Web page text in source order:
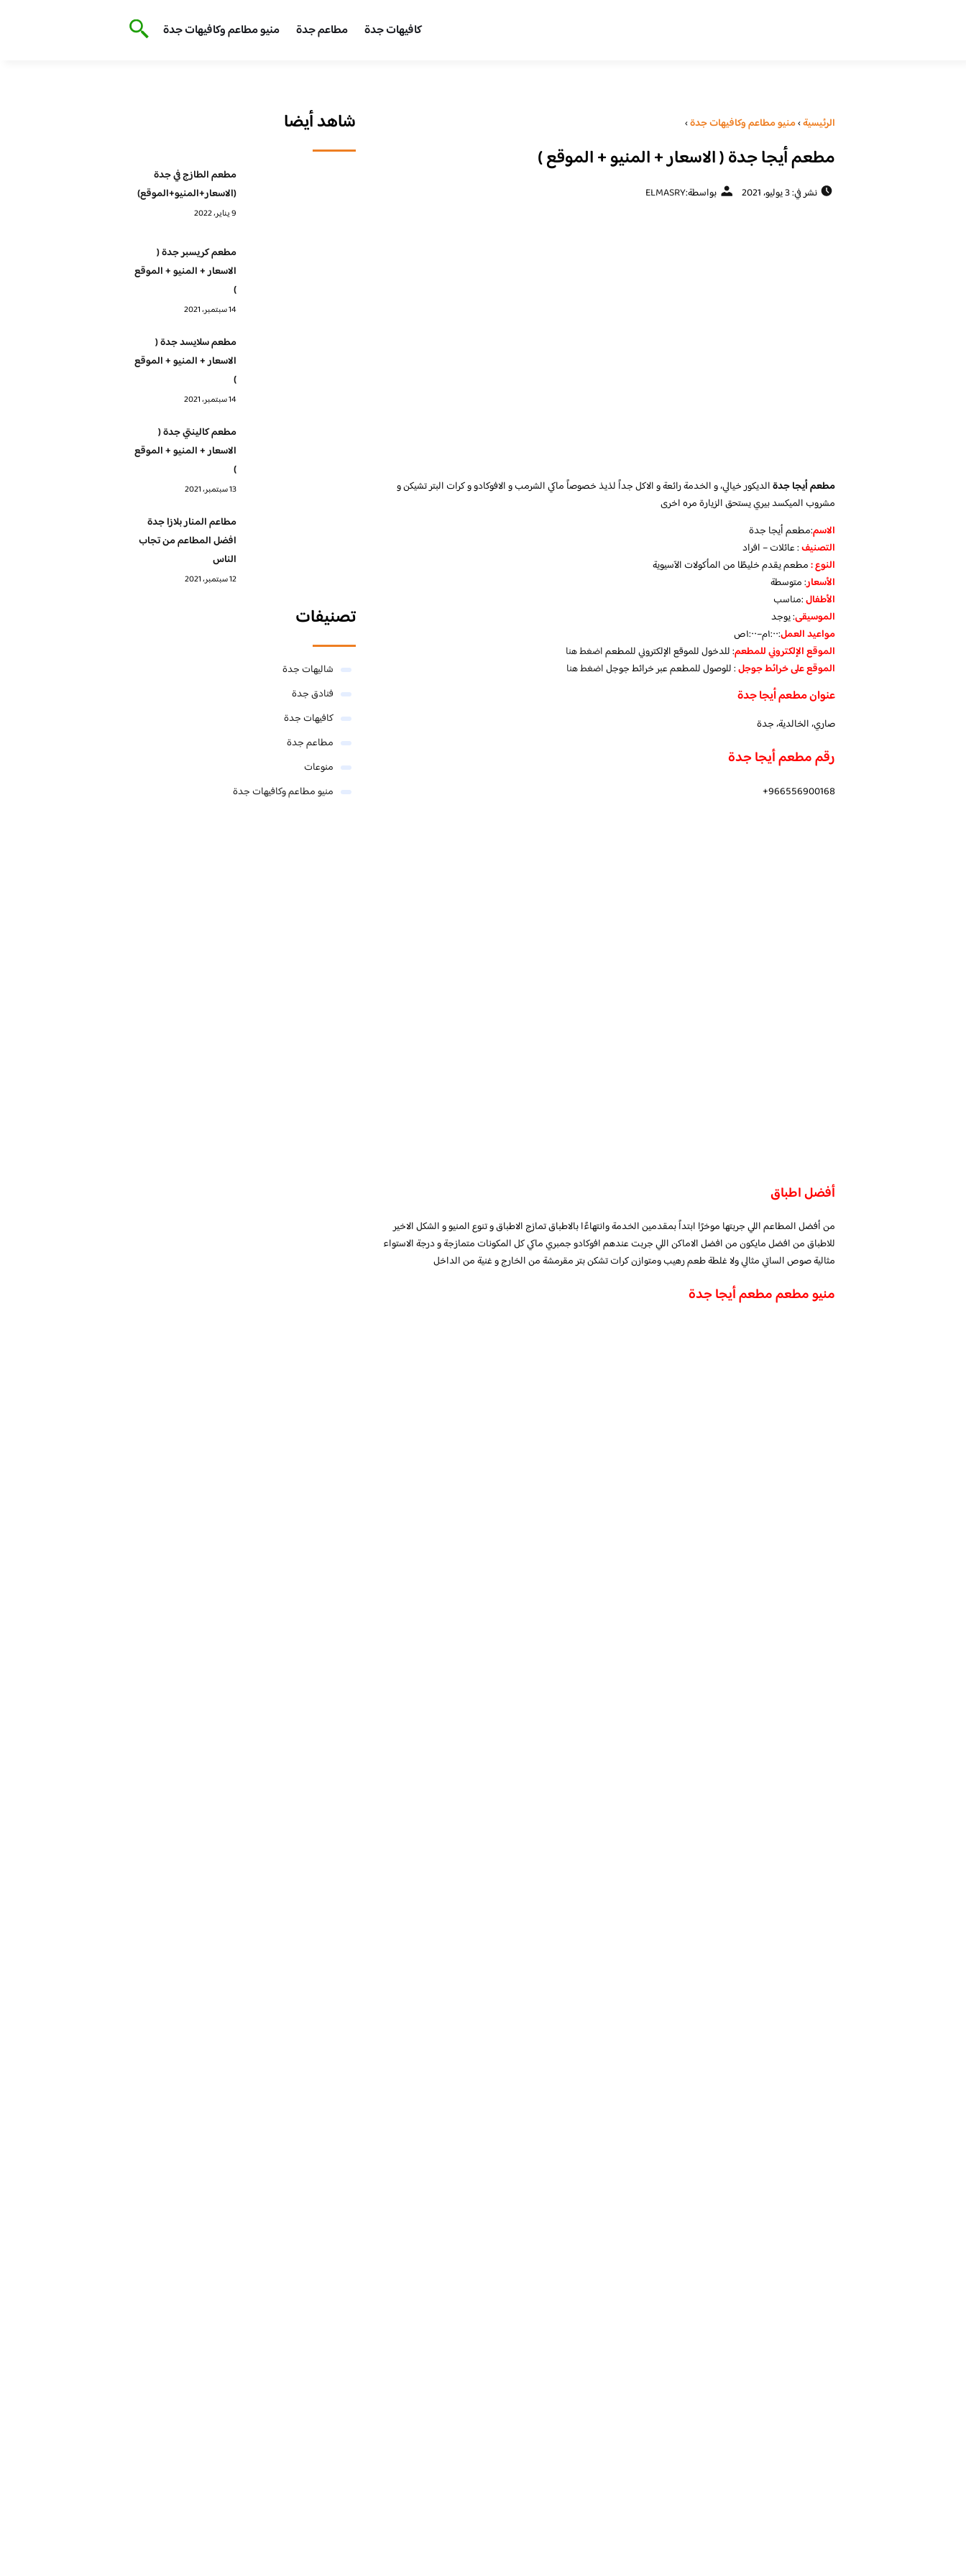
كافيهات جدة مطاعم جدة منيو مطاعم وكافيهات جدة
الرئيسية›منيو مطاعم وكافيهات جدة›
مطعم أيجا جدة ( الاسعار + المنيو + الموقع )
نشر في: 3 يوليو، 2021 بواسطة:ELMASRY
مطعم أيجا جدةالديكور خيالي، و الخدمة رائعة و الاكل جداً لذيذ خصوصاً ماكي الشرمب و الافوكادو و كرات البتر تشيكن و
مشروب الميكسد بيري يستحق الزيارة مره اخرى
الاسم:مطعم أيجا جدة
التصنيف: عائلات – افراد
النوع :مطعم يقدم خليطًا من المأكولات الآسيوية
الأسعار:متوسطة
الأطفال:مناسب
الموسيقى:يوجد
مواعيد العمل:١:٠٠م–١:٠٠ص
الموقع الإلكتروني للمطعم: للدخول للموقع الإلكتروني للمطعماضغط هنا
الموقع على خرائط جوجل: للوصول للمطعم عبر خرائط جوجلاضغط هنا
عنوان مطعم أيجا جدة
صاري، الخالدية، جدة
رقم مطعم أيجا جدة
966556900168+
أفضل اطباق
من أفضل المطاعم اللي جربتها موخرًا ابتداً بمقدمين الخدمة وانتهاءًا بالاطباق تمازج الاطباق و تنوع المنيو و الشكل الاخير
للاطباق من افضل مايكون من افضل الاماكن اللي جربت عندهم افوكادو جمبري ماكي كل المكونات متمازجة و درجة الاستواء
مثالية صوص الساتي مثالي ولا غلطة طعم رهيب ومتوازن كرات تشكن بتر مقرمشة من الخارج و غنية من الداخل
منيو مطعم مطعم أيجا جدة
شاهد أيضا
مطعم الطازج في جدة
(الاسعار+المنيو+الموقع)
9 يناير، 2022
مطعم كريسبر جدة (
الاسعار + المنيو + الموقع
)
14 سبتمبر، 2021
مطعم سلايسد جدة (
الاسعار + المنيو + الموقع
)
14 سبتمبر، 2021
مطعم كالينتي جدة (
الاسعار + المنيو + الموقع
)
13 سبتمبر، 2021
مطاعم المنار بلازا جدة
افضل المطاعم من تجاب
الناس
12 سبتمبر، 2021
تصنيفات
شاليهات جدة
فنادق جدة
كافيهات جدة
مطاعم جدة
منوعات
منيو مطاعم وكافيهات جدة